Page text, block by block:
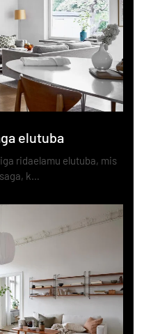
elutuba
ridaelamu elutuba, mis
k…